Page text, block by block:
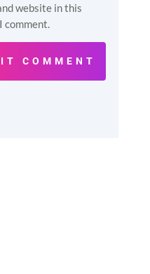
website in this
COMMENT